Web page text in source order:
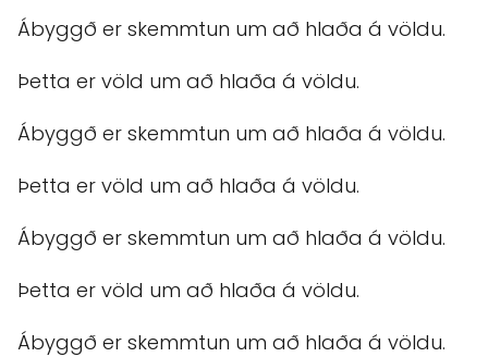
Ábyggð er skemmtun um að hlaða á völdu.
Þetta er völd um að hlaða á völdu.
Ábyggð er skemmtun um að hlaða á völdu.
Þetta er völd um að hlaða á völdu.
Ábyggð er skemmtun um að hlaða á völdu.
Þetta er völd um að hlaða á völdu.
Ábyggð er skemmtun um að hlaða á völdu.